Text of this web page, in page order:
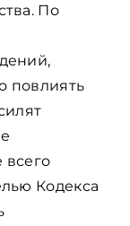
По
повлиять
Кодекса